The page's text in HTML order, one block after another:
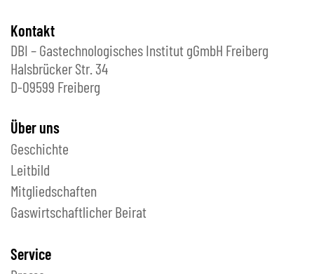
Kontakt
DBI – Gastechnologisches Institut gGmbH Freiberg
Halsbrücker Str. 34
D-09599 Freiberg
Über uns
Geschichte
Leitbild
Mitgliedschaften
Gaswirtschaftlicher Beirat
Service